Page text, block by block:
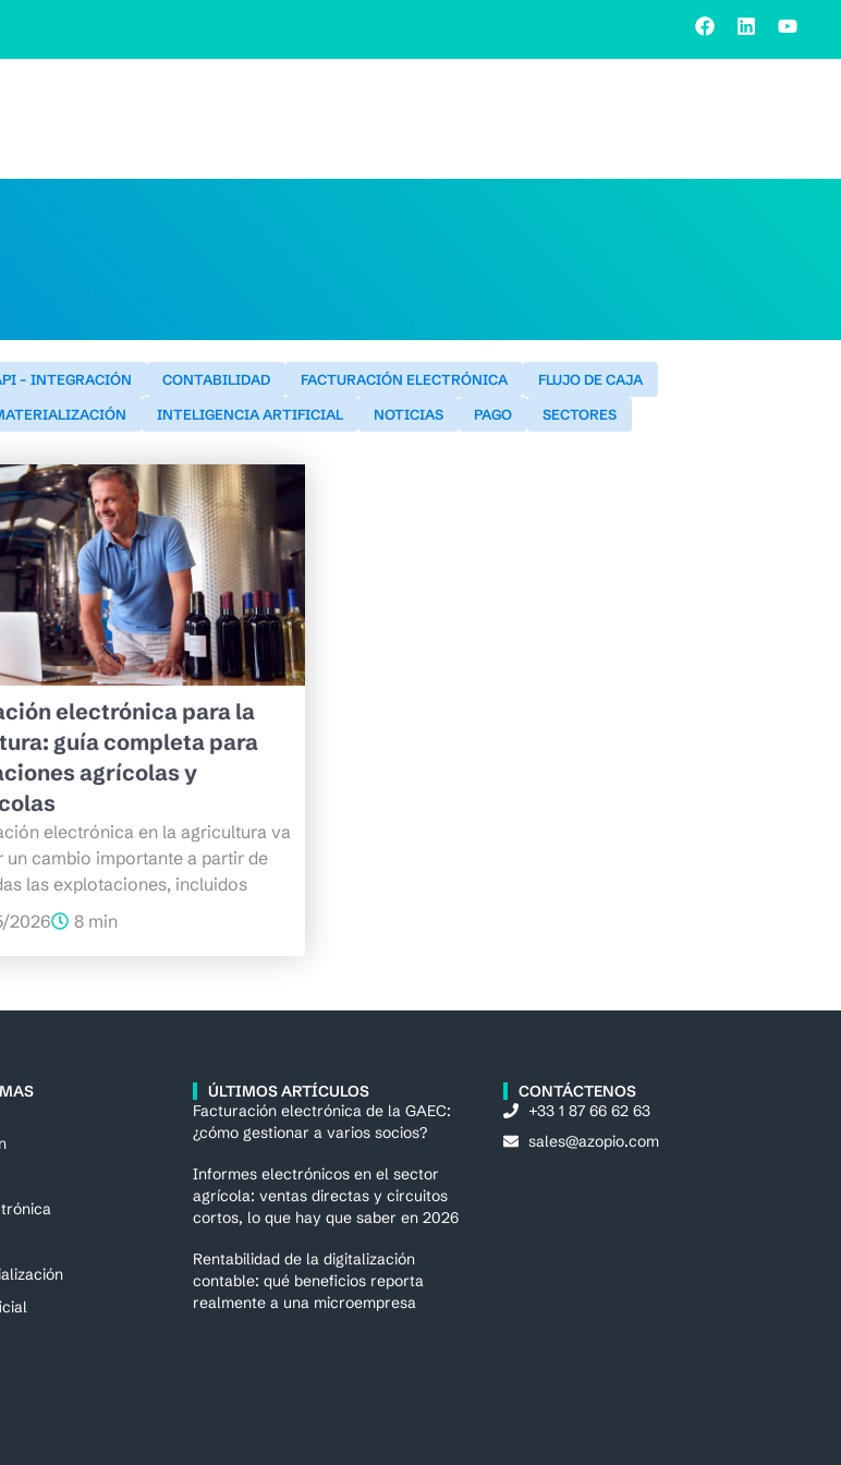
– INTEGRACIÓN CONTABILIDAD FACTURACIÓN ELECTRÓNICA
FLUJO DE CAJA
INTELIGENCIA ARTIFICIAL NOTICIAS PAGO SECTORES
electrónica para la
guía completa para
agrícolas y
electrónica en la agricultura va
un cambio importante a partir de
las explotaciones, incluidos
2026
8 min
ÚLTIMOS ARTÍCULOS
Facturación electrónica de la GAEC:
¿cómo gestionar a varios socios?
Informes electrónicos en el sector
agrícola: ventas directas y circuitos
cortos, lo que hay que saber en 2026
Rentabilidad de la digitalización
contable: qué beneficios reporta
realmente a una microempresa
CONTÁCTENOS
+33 1 87 66 62 63
sales@azopio.com